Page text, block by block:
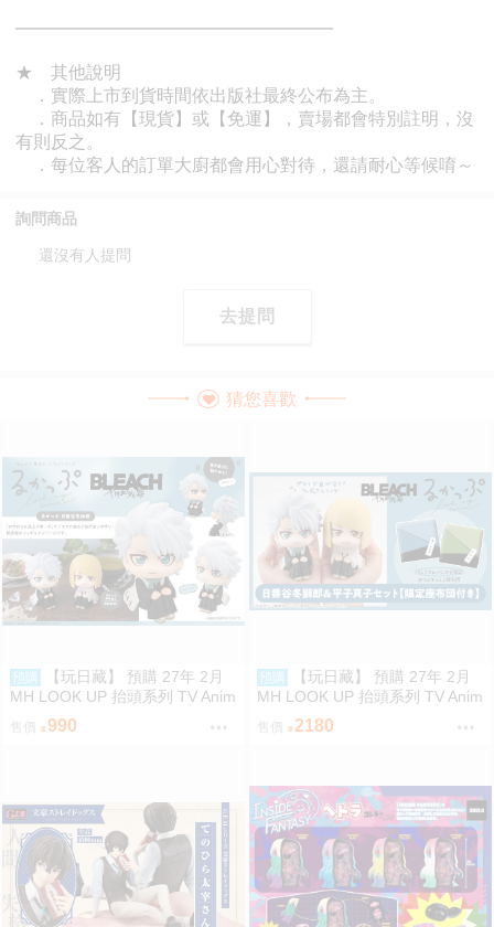
詢問商品
還沒有人提問
去提問
猜您喜歡
預購
【玩日藏】 預購 27年 2月
MH LOOK UP 抬頭系列 TV Anim
e BLEACH 死神 千年血戰篇 日番
谷冬獅郎 抬頭公仔 代理版
售價 990
預購
【玩日藏】 預購 27年 2月
MH LOOK UP 抬頭系列 TV Anim
e BLEACH 死神 千年血戰篇 日番
谷冬獅郎 & 平子真子 抬頭公仔
售價 2180